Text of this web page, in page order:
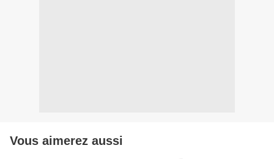
Vous aimerez aussi